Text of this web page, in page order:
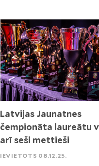
Latvijas Jaunatnes
čempionāta laureātu
arī seši mettieši
IEVIETOTS 08.12.25.